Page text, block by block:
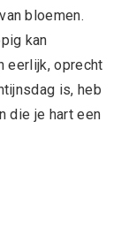
bloemen.
kan
eerlijk, oprecht
is, heb
die je hart een